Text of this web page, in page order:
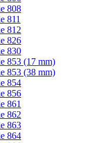
808
811
812
826
830
853 (17 mm)
853 (38 mm)
854
856
861
862
863
864